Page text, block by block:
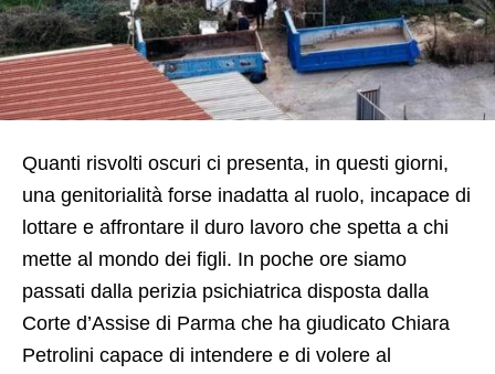
Quanti risvolti oscuri ci presenta, in questi giorni,
una genitorialità forse inadatta al ruolo, incapace di
lottare e affrontare il duro lavoro che spetta a chi
mette al mondo dei figli. In poche ore siamo
passati dalla perizia psichiatrica disposta dalla
Corte d’Assise di Parma che ha giudicato Chiara
Petrolini capace di intendere e di volere al